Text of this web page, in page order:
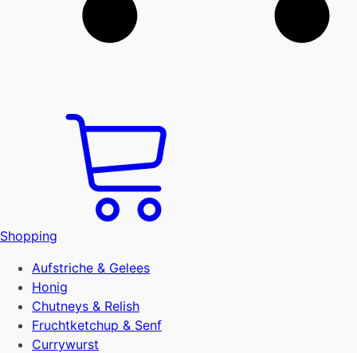
Shopping
Aufstriche & Gelees
Honig
Chutneys & Relish
Fruchtketchup & Senf
Currywurst